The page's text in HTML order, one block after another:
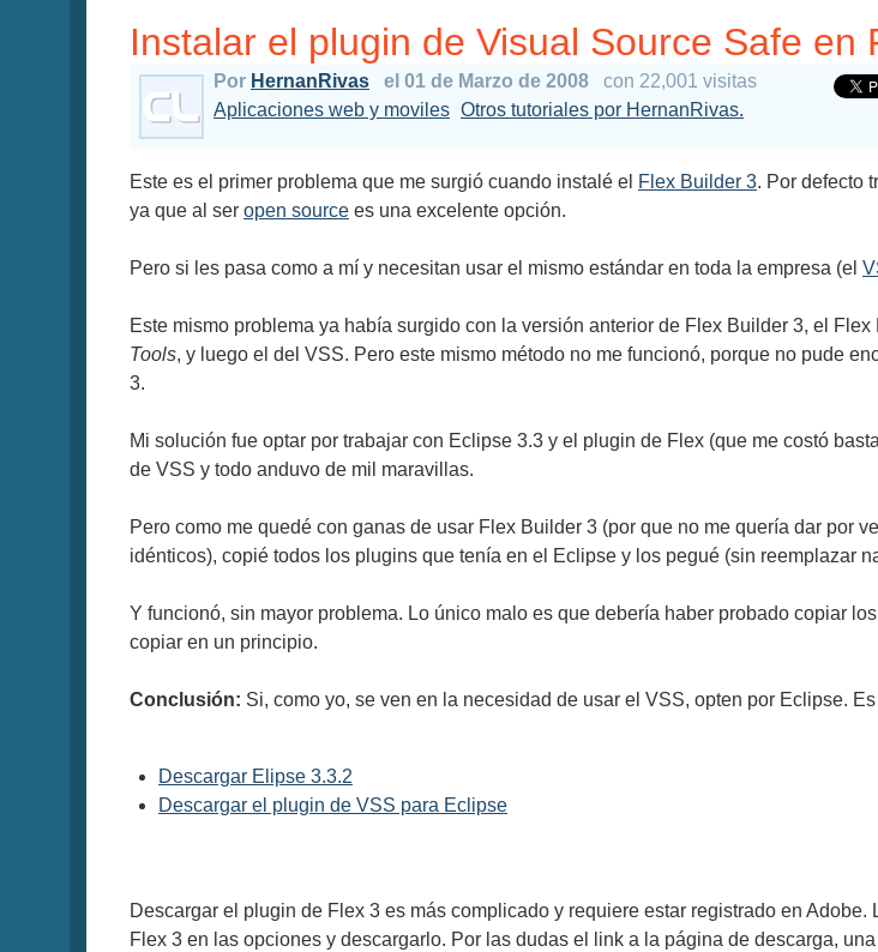
Instalar el plugin de Visual Source Safe en
Por HernanRivas el 01 de Marzo de 2008
con 22,001 visitas
Aplicaciones web y moviles Otros tutoriales por HernanRivas.
Este es el primer problema que me surgió cuando instalé el Flex Builder 3. Por defecto
ya que al ser open source es una excelente opción.
Pero si les pasa como a mí y necesitan usar el mismo estándar en toda la empresa (el
Este mismo problema ya había surgido con la versión anterior de Flex Builder 3, el
Tools, y luego el del VSS. Pero este mismo método no me funcionó, porque no pude
3.
Mi solución fue optar por trabajar con Eclipse 3.3 y el plugin de Flex (que me costó
de VSS y todo anduvo de mil maravillas.
Pero como me quedé con ganas de usar Flex Builder 3 (por que no me quería dar por
idénticos), copié todos los plugins que tenía en el Eclipse y los pegué (sin reemplazar
Y funcionó, sin mayor problema. Lo único malo es que debería haber probado copiar
copiar en un principio.
Conclusión: Si, como yo, se ven en la necesidad de usar el VSS, opten por Eclipse.
Descargar Elipse 3.3.2
Descargar el plugin de VSS para Eclipse
Descargar el plugin de Flex 3 es más complicado y requiere estar registrado en Adobe.
Flex 3 en las opciones y descargarlo. Por las dudas el link a la página de descarga,